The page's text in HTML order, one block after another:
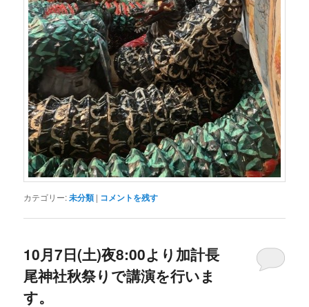
カテゴリー:未分類 | コメントを残す
10月7日(土)夜8:00より加計長
尾神社秋祭りで講演を行いま
す。